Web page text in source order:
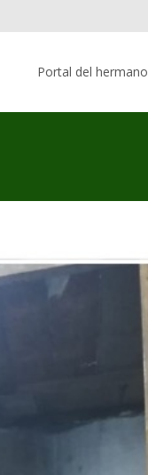
Portal del hermano